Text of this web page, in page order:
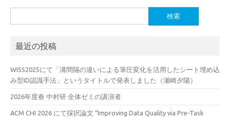
索:
最近の投稿
WISS2025にて「溝間隔の違いによる筆圧変化を活用したシート埋め込
み型ID認識手法」というタイトルで発表しました（瀬崎夕陽）
2026年度春 中村研 全体ゼミの講演者
ACM CHI 2026 にて採択論文 “Improving Data Quality via Pre-Task